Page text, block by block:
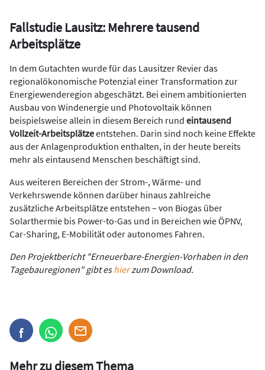
Fallstudie Lausitz: Mehrere tausend
Arbeitsplätze
In dem Gutachten wurde für das Lausitzer Revier das
regionalökonomische Potenzial einer Transformation zur
Energiewenderegion abgeschätzt. Bei einem ambitionierten
Ausbau von Windenergie und Photovoltaik können
beispielsweise allein in diesem Bereich rund eintausend
Vollzeit-Arbeitsplätzeentstehen. Darin sind noch keine Effekte
aus der Anlagenproduktion enthalten, in der heute bereits
mehr als eintausend Menschen beschäftigt sind.
Aus weiteren Bereichen der Strom-, Wärme- und
Verkehrswende können darüber hinaus zahlreiche
zusätzliche Arbeitsplätze entstehen – von Biogas über
Solarthermie bis Power-to-Gas und in Bereichen wie ÖPNV,
Car-Sharing, E-Mobilität oder autonomes Fahren.
Den Projektbericht "Erneuerbare-Energien-Vorhaben in den
Tagebauregionen" gibt eshierzum Download.
Mehr zu diesem Thema